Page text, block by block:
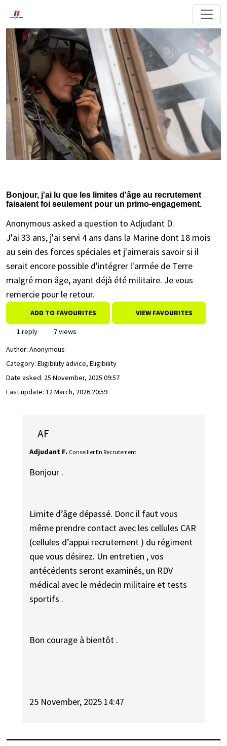
Bonjour, j'ai lu que les limites d'âge au recrutement
faisaient foi seulement pour un primo-engagement.
Anonymous asked a question to Adjudant D.
J'ai 33 ans, j'ai servi 4 ans dans la Marine dont 18 mois
au sein des forces spéciales et j'aimerais savoir si il
serait encore possible d'intégrer l'armée de Terre
malgré mon âge, ayant déjà été militaire. Je vous
remercie pour le retour.
ADD TO FAVOURITES VIEW FAVOURITES
1 reply
7 views
Author: Anonymous
Category: Eligibility advice, Eligibility
Date asked: 25 November, 2025 09:57
Last update: 12 March, 2026 20:59
AF
Adjudant F. Conseiller En Recrutement
Bonjour .
Limite d’âge dépassé. Donc il faut vous
même prendre contact avec les cellules CAR
(cellules d’appui recrutement ) du régiment
que vous désirez. Un entretien , vos
antécédents seront examinés, un RDV
médical avec le médecin militaire et tests
sportifs .
Bon courage à bientôt .
25 November, 2025 14:47